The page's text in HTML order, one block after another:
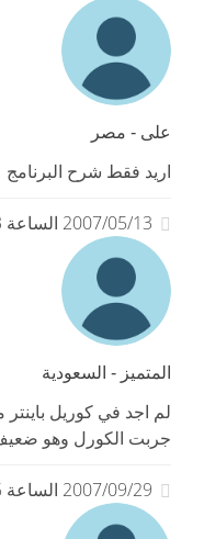
على - مصر
اريد فقط شرح البرنامج
2007/05/13 الساعة 02:33
المتميز - السعودية
لم اجد في كوريل
جربت الكورل وهو ضعيف
2007/09/29 الساعة 08:25